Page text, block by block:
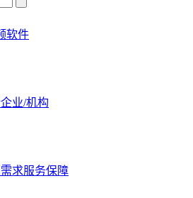
软件
业/机构
求服务保障